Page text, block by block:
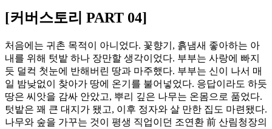
[커버스토리 PART 04]
처음에는 귀촌 목적이 아니었다. 꽃향기, 흙냄새 좋아하는 아
내를 위해 텃밭 하나 장만할 생각이었다. 부부는 사랑에 빠지
듯 덜컥 첫눈에 반해버린 땅과 마주했다. 부부는 신이 나서 매
일 밤낮없이 찾아가 땅에 온기를 불어넣었다. 응답이라도 하듯
땅은 씨앗을 감싸 안았고, 뿌리 깊은 나무는 온몸으로 품었다.
텃밭은 꽤 큰 대지가 됐고, 이후 정자와 살 만한 집도 마련됐다.
나무와 숲을 가꾸는 것이 평생 직업이던 조연환 前 산림청장의